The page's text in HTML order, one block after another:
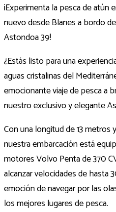
¡Experimenta la pesca de
nuevo desde Blanes a bordo
Astondoa 39!
¿Estás listo para una
aguas cristalinas del
emocionante viaje de pesca a
nuestro exclusivo y elegante
Con una longitud de 13 metros
nuestra embarcación está
motores Volvo Penta de 370
alcanzar velocidades de hasta
emoción de navegar por las
los mejores lugares de pesca.